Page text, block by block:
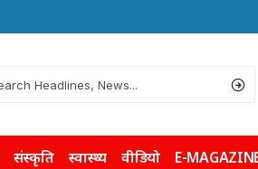
संस्कृति स्वास्थ्य वीडियो E-